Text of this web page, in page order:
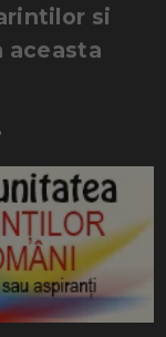
si
aceasta